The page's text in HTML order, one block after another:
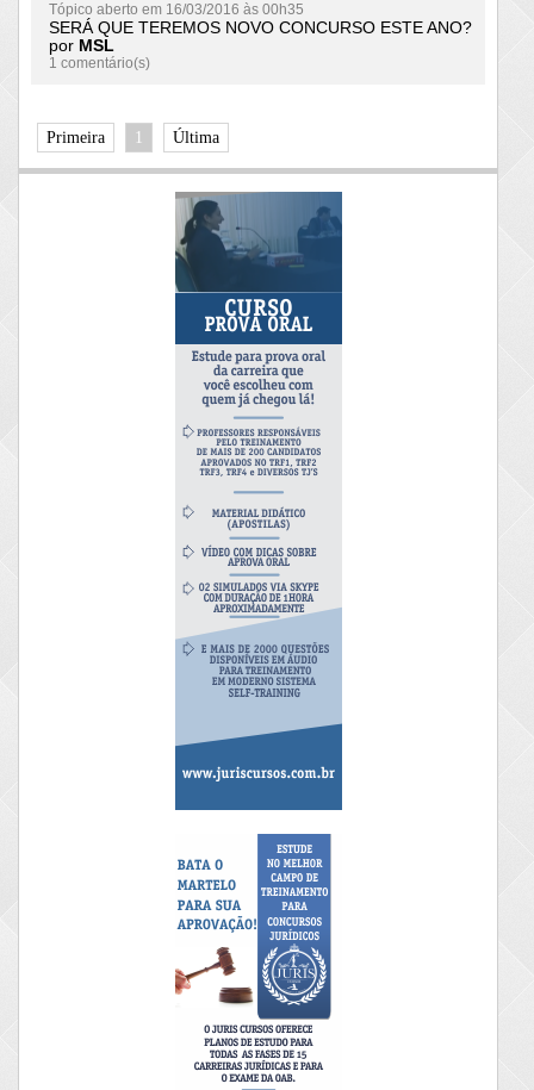
Tópico aberto em 16/03/2016 às 00h35
SERÁ QUE TEREMOS NOVO CONCURSO ESTE ANO?
por MSL
1 comentário(s)
Primeira 1 Última